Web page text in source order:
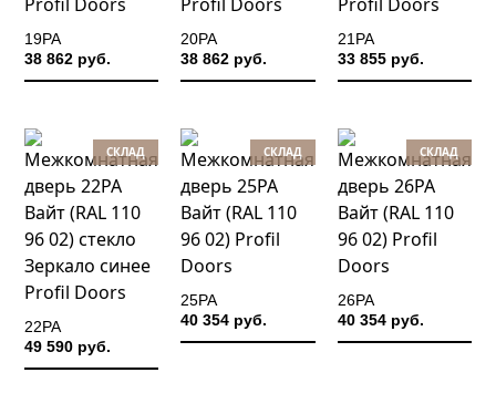
19PA
38 862 руб.
20PA
38 862 руб.
21PA
33 855 руб.
СКЛАД
22PA
49 590 руб.
СКЛАД
25PA
40 354 руб.
СКЛАД
26PA
40 354 руб.